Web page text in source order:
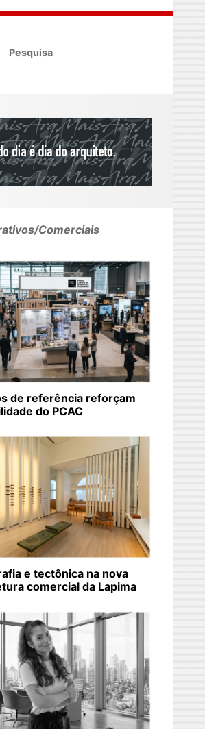
Pesquisa
Comerciais
de referência reforçam
do PCAC
e tectônica na nova
comercial da Lapima